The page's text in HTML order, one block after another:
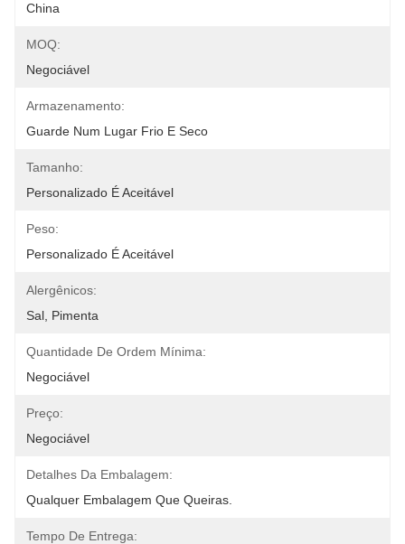
China
MOQ:
Negociável
Armazenamento:
Guarde Num Lugar Frio E Seco
Tamanho:
Personalizado É Aceitável
Peso:
Personalizado É Aceitável
Alergênicos:
Sal, Pimenta
Quantidade De Ordem Mínima:
Negociável
Preço:
Negociável
Detalhes Da Embalagem:
Qualquer Embalagem Que Queiras.
Tempo De Entrega: